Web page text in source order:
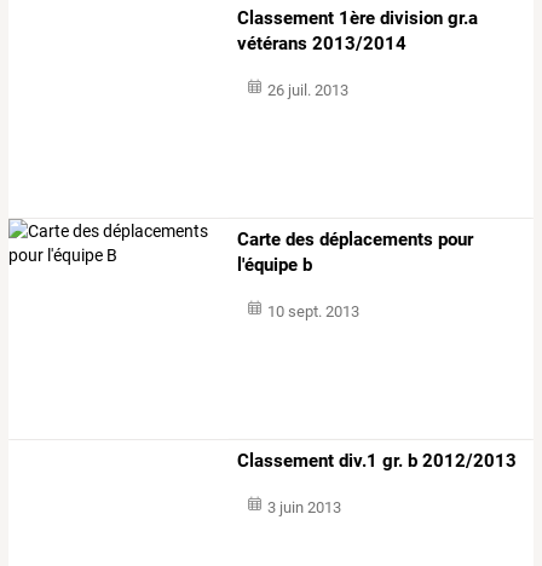
Classement 1ère division gr.a
vétérans 2013/2014
26 juil. 2013
Carte des déplacements pour
l'équipe b
10 sept. 2013
Classement div.1 gr. b 2012/2013
3 juin 2013